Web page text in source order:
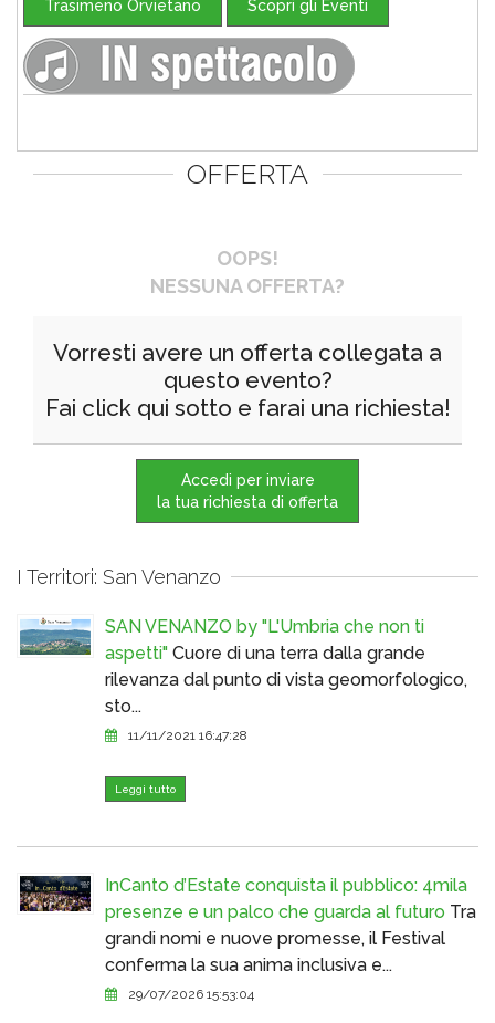
Trasimeno Orvietano Scopri gli Eventi
OFFERTA
OOPS!
NESSUNA OFFERTA?
Vorresti avere un offerta collegata a
questo evento?
Fai click qui sotto e farai una richiesta!
Accedi per inviare
la tua richiesta di offerta
I Territori: San Venanzo
SAN VENANZO by "L'Umbria che non ti
aspetti" Cuore di una terra dalla grande
rilevanza dal punto di vista geomorfologico,
sto...
11/11/2021 16:47:28
Leggi tutto
InCanto d’Estate conquista il pubblico: 4mila
presenze e un palco che guarda al futuro Tra
grandi nomi e nuove promesse, il Festival
conferma la sua anima inclusiva e...
29/07/2026 15:53:04